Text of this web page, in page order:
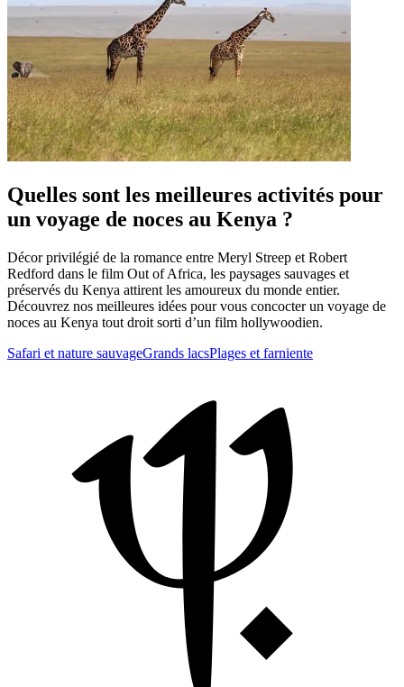
Quelles sont les meilleures activités pour
un voyage de noces au Kenya ?
Décor privilégié de la romance entre Meryl Streep et Robert
Redford dans le film Out of Africa, les paysages sauvages et
préservés du Kenya attirent les amoureux du monde entier.
Découvrez nos meilleures idées pour vous concocter un voyage de
noces au Kenya tout droit sorti d’un film hollywoodien.
Safari et nature sauvageGrands lacsPlages et farniente